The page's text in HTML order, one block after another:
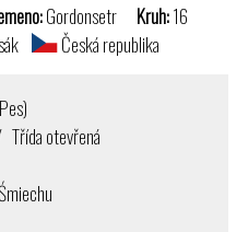
Gordonsetr Kruh:16
Česká republika
otevřená